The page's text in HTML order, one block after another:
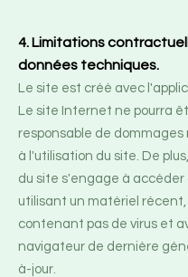
4. Limitations
données techniques.
Le site est créé avec
Le site Internet ne pourra
responsable de dommages
à l'utilisation du site. De
du site s'engage à accéder
utilisant un matériel récent,
contenant pas de virus et
navigateur de dernière
à-jour.